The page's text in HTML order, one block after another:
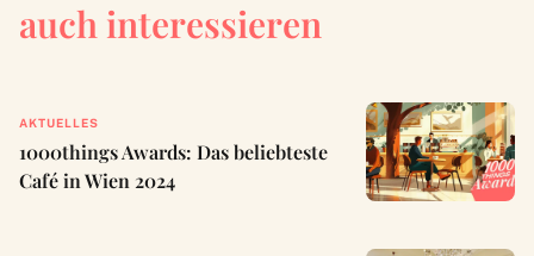
auch interessieren
AKTUELLES
1000things Awards: Das beliebteste
Café in Wien 2024